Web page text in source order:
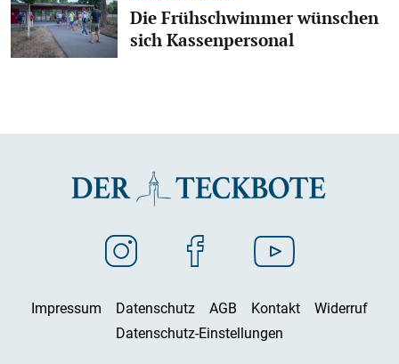
Die Frühschwimmer wünschen
sich Kassenpersonal
Impressum Datenschutz AGB Kontakt
Widerruf
Datenschutz-Einstellungen